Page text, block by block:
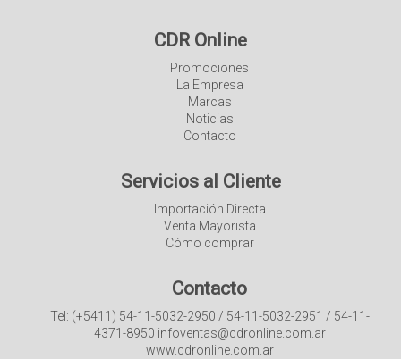
CDR Online
Promociones
La Empresa
Marcas
Noticias
Contacto
Servicios al Cliente
Importación Directa
Venta Mayorista
Cómo comprar
Contacto
Tel: (+5411) 54-11-5032-2950 / 54-11-5032-2951 / 54-11-
4371-8950 infoventas@cdronline.com.ar
www.cdronline.com.ar